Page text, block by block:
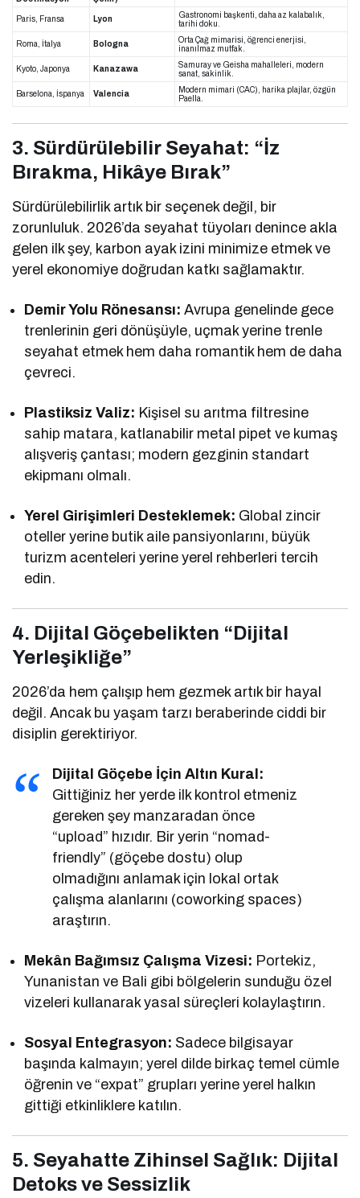
Paris, Fransa Lyon
Gastronomi başkenti, daha az kalabalık,
tarihi doku.
Roma, İtalya Bologna
Orta Çağ mimarisi, öğrenci enerjisi,
inanılmaz mutfak.
Kyoto, Japonya Kanazawa
Samuray ve Geisha mahalleleri, modern
sanat, sakinlik.
Barselona, İspanya Valencia
Modern mimari (CAC), harika plajlar, özgün
Paella.
3. Sürdürülebilir Seyahat: “İz
Bırakma, Hikâye Bırak”
Sürdürülebilirlik artık bir seçenek değil, bir
zorunluluk. 2026’da seyahat tüyoları denince akla
gelen ilk şey, karbon ayak izini minimize etmek ve
yerel ekonomiye doğrudan katkı sağlamaktır.
Demir Yolu Rönesansı: Avrupa genelinde gece
trenlerinin geri dönüşüyle, uçmak yerine trenle
seyahat etmek hem daha romantik hem de daha
çevreci.
Plastiksiz Valiz: Kişisel su arıtma filtresine
sahip matara, katlanabilir metal pipet ve kumaş
alışveriş çantası; modern gezginin standart
ekipmanı olmalı.
Yerel Girişimleri Desteklemek: Global zincir
oteller yerine butik aile pansiyonlarını, büyük
turizm acenteleri yerine yerel rehberleri tercih
edin.
4. Dijital Göçebelikten “Dijital
Yerleşikliğe”
2026’da hem çalışıp hem gezmek artık bir hayal
değil. Ancak bu yaşam tarzı beraberinde ciddi bir
disiplin gerektiriyor.
Dijital Göçebe İçin Altın Kural:
Gittiğiniz her yerde ilk kontrol etmeniz
gereken şey manzaradan önce
“upload” hızıdır. Bir yerin “nomad-
friendly” (göçebe dostu) olup
olmadığını anlamak için lokal ortak
çalışma alanlarını (coworking spaces)
araştırın.
Mekân Bağımsız Çalışma Vizesi: Portekiz,
Yunanistan ve Bali gibi bölgelerin sunduğu özel
vizeleri kullanarak yasal süreçleri kolaylaştırın.
Sosyal Entegrasyon: Sadece bilgisayar
başında kalmayın; yerel dilde birkaç temel cümle
öğrenin ve “expat” grupları yerine yerel halkın
gittiği etkinliklere katılın.
5. Seyahatte Zihinsel Sağlık: Dijital
Detoks ve Sessizlik